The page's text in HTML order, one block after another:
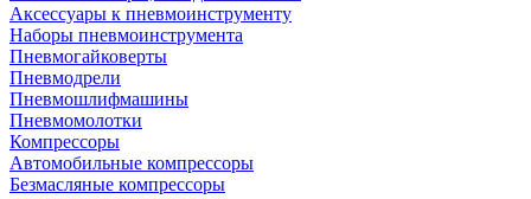
Аксессуары к пневмоинструменту
Наборы пневмоинструмента
Пневмогайковерты
Пневмодрели
Пневмошлифмашины
Пневмомолотки
Компрессоры
Автомобильные компрессоры
Безмасляные компрессоры